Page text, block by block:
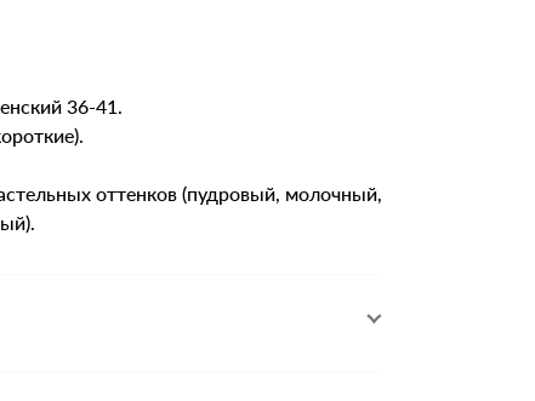
36-41.
оттенков (пудровый, молочный,